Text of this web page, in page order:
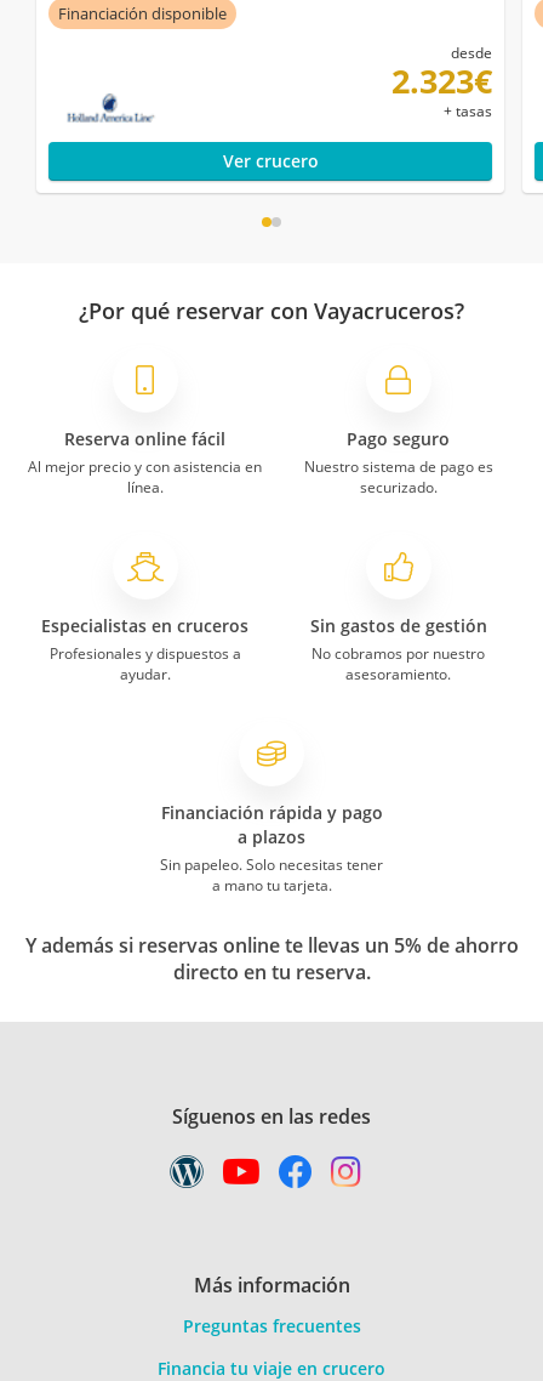
Financiación disponible
desde
2.323€
+ tasas
Ver crucero
¿Por qué reservar con Vayacruceros?
Reserva online fácil
Al mejor precio y con asistencia en
línea.
Pago seguro
Nuestro sistema de pago es
securizado.
Especialistas en cruceros
Profesionales y dispuestos a
ayudar.
Sin gastos de gestión
No cobramos por nuestro
asesoramiento.
Financiación rápida y pago
a plazos
Sin papeleo. Solo necesitas tener
a mano tu tarjeta.
Y además si reservas online te llevas un 5% de ahorro
directo en tu reserva.
Síguenos en las redes
Más información
Preguntas frecuentes
Financia tu viaje en crucero